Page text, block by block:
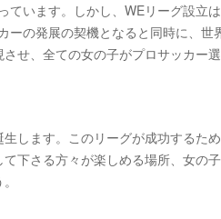
ています。しかし、WEリーグ設立
ーの発展の契機となると同時に、世
せ、全ての女の子がプロサッカー
します。このリーグが成功するた
下さる方々が楽しめる場所、女の